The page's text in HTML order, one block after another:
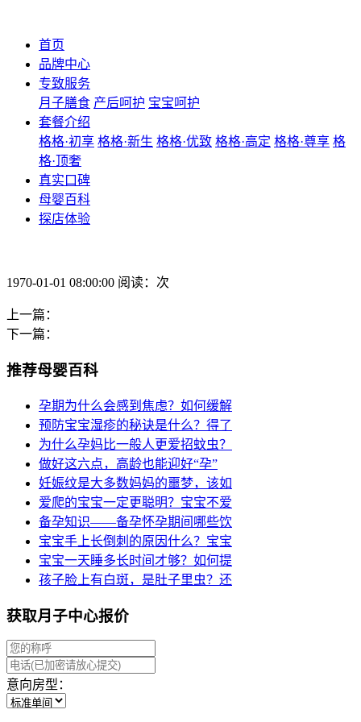
首页
品牌中心
专致服务
月子膳食 产后呵护 宝宝呵护
套餐介绍
格格·初享 格格·新生 格格·优致 格格·高定 格格·尊享 格
格·顶奢
真实口碑
母婴百科
探店体验
1970-01-01 08:00:00 阅读：次
上一篇：
下一篇：
推荐母婴百科
孕期为什么会感到焦虑？如何缓解
预防宝宝湿疹的秘诀是什么？得了
为什么孕妈比一般人更爱招蚊虫？
做好这六点，高龄也能迎好“孕”
妊娠纹是大多数妈妈的噩梦，该如
爱爬的宝宝一定更聪明？宝宝不爱
备孕知识——备孕怀孕期间哪些饮
宝宝手上长倒刺的原因什么？宝宝
宝宝一天睡多长时间才够？如何提
孩子脸上有白斑，是肚子里虫？还
获取月子中心报价
意向房型：